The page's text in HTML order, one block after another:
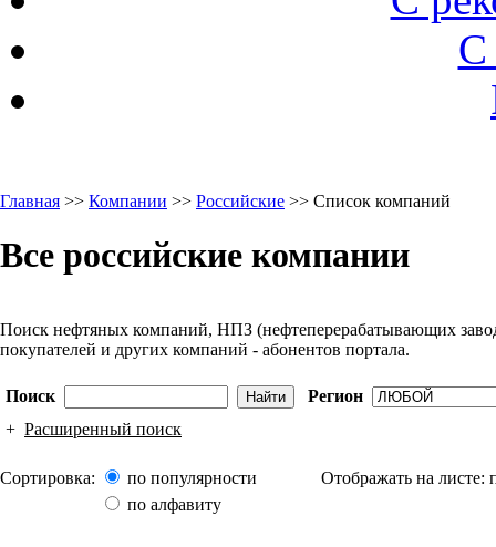
С
Главная >> Компании >> Российские >> Список компаний
Все российские компании
Поиск нефтяных компаний, НПЗ (нефтеперерабатывающих
покупателей и других компаний - абонентов портала.
Поиск
Регион
+ Расширенный поиск
Сортировка:
по популярности
по алфавиту
Отображать на